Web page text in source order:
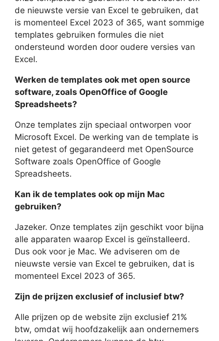
de nieuwste versie van Excel te gebruiken, dat
is momenteel Excel 2023 of 365, want sommige
templates gebruiken formules die niet
ondersteund worden door oudere versies van
Excel.
Werken de templates ook met open source
software, zoals OpenOffice of Google
Spreadsheets?
Onze templates zijn speciaal ontworpen voor
Microsoft Excel. De werking van de template is
niet getest of gegarandeerd met OpenSource
Software zoals OpenOffice of Google
Spreadsheets.
Kan ik de templates ook op mijn Mac
gebruiken?
Jazeker. Onze templates zijn geschikt voor bijna
alle apparaten waarop Excel is geïnstalleerd.
Dus ook voor je Mac. We adviseren om de
nieuwste versie van Excel te gebruiken, dat is
momenteel Excel 2023 of 365.
Zijn de prijzen exclusief of inclusief btw?
Alle prijzen op de website zijn exclusief 21%
btw, omdat wij hoofdzakelijk aan ondernemers